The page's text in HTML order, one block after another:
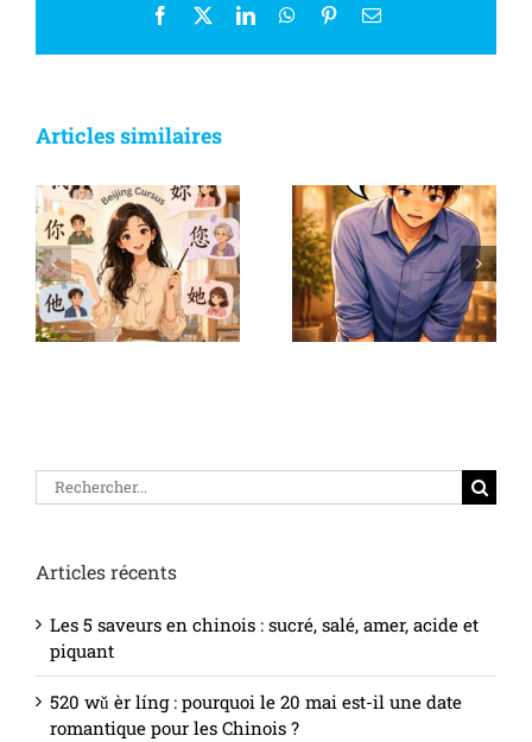
Facebook LinkedInWhatsApp
PinterestEmail
Articles similaires
Désolé ou pardon en
chinois : expressions
et usages
Apprendre le chinois
avec des conseils
efficaces
Rechercher
Articles récents
Les 5 saveurs en chinois : sucré, salé, amer, acide et
piquant
520 wǔ èr líng : pourquoi le 20 mai est-il une date
romantique pour les Chinois ?